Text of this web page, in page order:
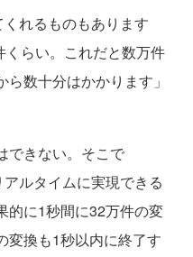
れるものもあります
らい。これだと数万件
数十分はかかります」
できない。そこで
ルタイムに実現できる
的に1秒間に32万件の変
変換も1秒以内に終了す